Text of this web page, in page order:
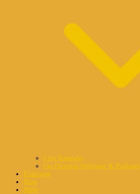
Live Kalender
On-Demand-Webinare & Podcasts
Eintragen
Blog
Mehr